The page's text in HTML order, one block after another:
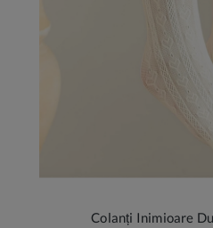
Colanți Inimioare